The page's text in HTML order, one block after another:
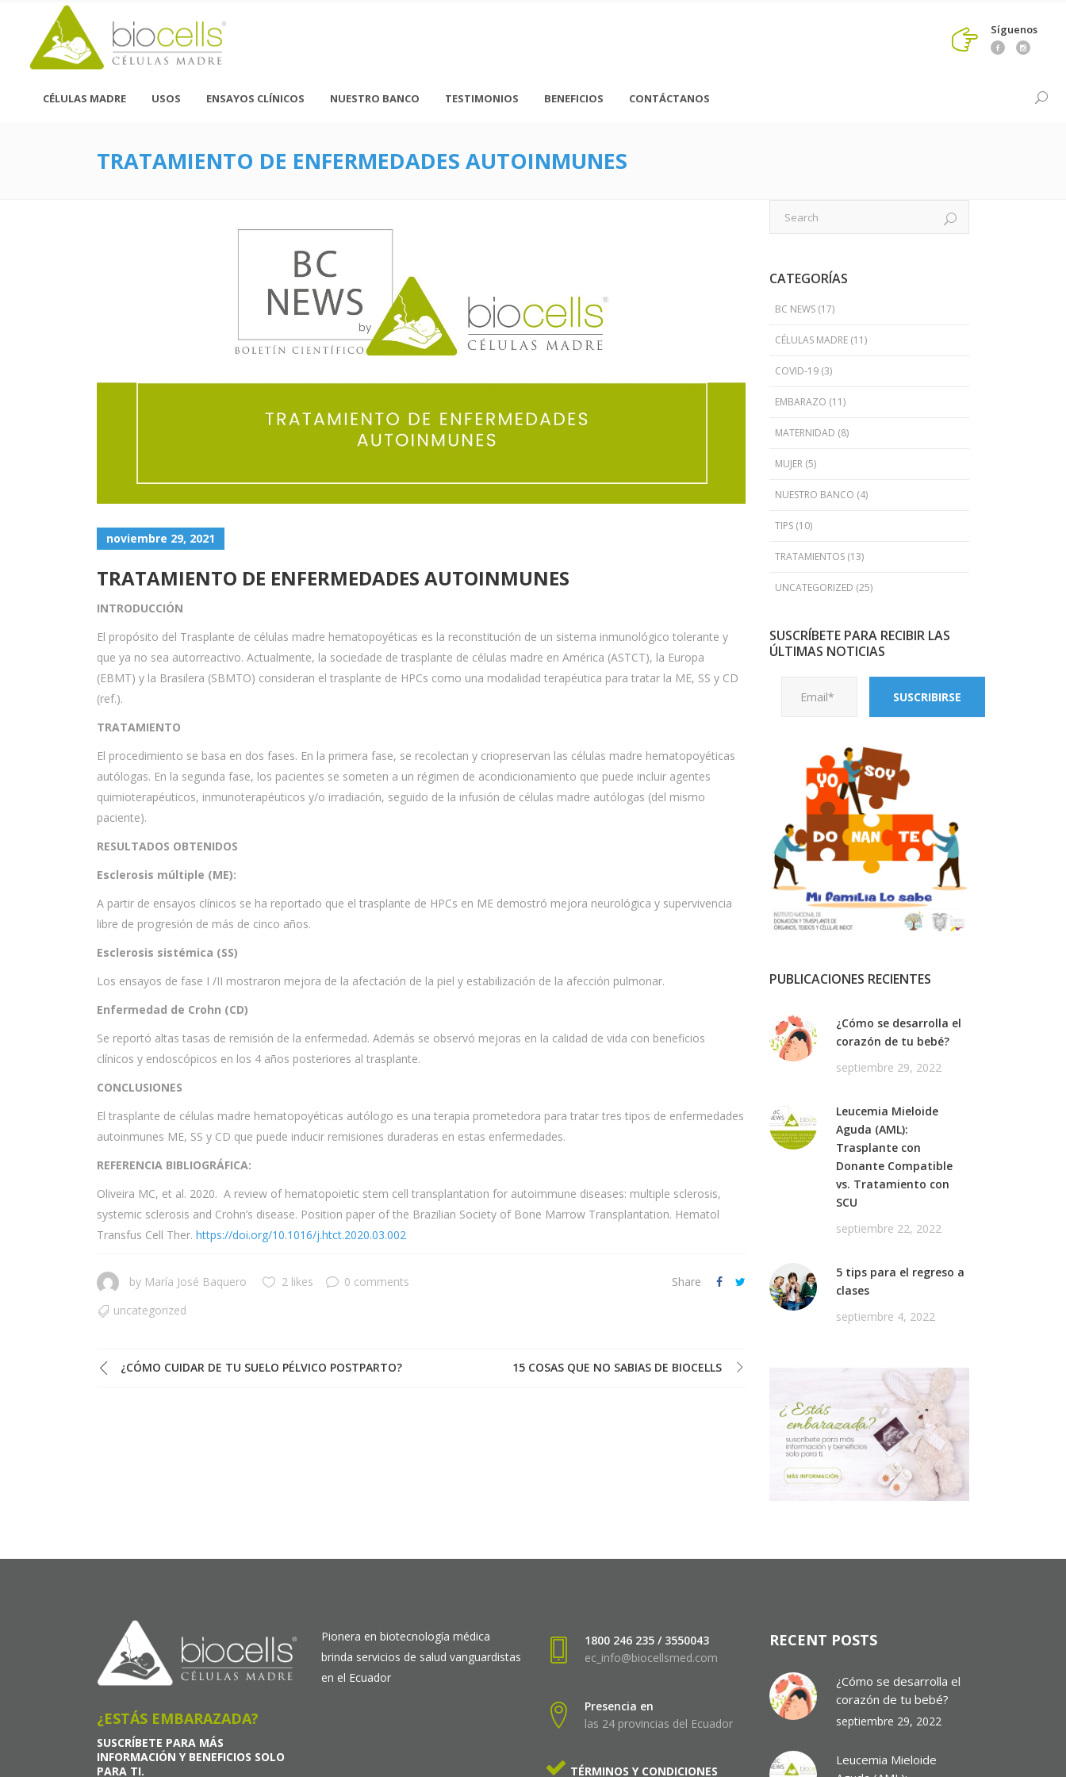
Síguenos
CÉLULAS MADRE USOS ENSAYOS CLÍNICOS NUESTRO BANCO TESTIMONIOS BENEFICIOS CONTÁCTANOS
TRATAMIENTO DE ENFERMEDADES AUTOINMUNES
noviembre 29, 2021
TRATAMIENTO DE ENFERMEDADES AUTOINMUNES
INTRODUCCIÓN
El propósito del Trasplante de células madre hematopoyéticas es la reconstitución de un sistema inmunológico tolerante y
que ya no sea autorreactivo. Actualmente, la sociedade de trasplante de células madre en América (ASTCT), la Europa
(EBMT) y la Brasilera (SBMTO) consideran el trasplante de HPCs como una modalidad terapéutica para tratar la ME, SS y CD
(ref.).
TRATAMIENTO
El procedimiento se basa en dos fases. En la primera fase, se recolectan y criopreservan las células madre hematopoyéticas
autólogas. En la segunda fase, los pacientes se someten a un régimen de acondicionamiento que puede incluir agentes
quimioterapéuticos, inmunoterapéuticos y/o irradiación, seguido de la infusión de células madre autólogas (del mismo
paciente).
RESULTADOS OBTENIDOS
Esclerosis múltiple (ME):
A partir de ensayos clínicos se ha reportado que el trasplante de HPCs en ME demostró mejora neurológica y supervivencia
libre de progresión de más de cinco años.
Esclerosis sistémica (SS)
Los ensayos de fase I /II mostraron mejora de la afectación de la piel y estabilización de la afección pulmonar.
Enfermedad de Crohn (CD)
Se reportó altas tasas de remisión de la enfermedad. Además se observó mejoras en la calidad de vida con beneficios
clínicos y endoscópicos en los 4 años posteriores al trasplante.
CONCLUSIONES
El trasplante de células madre hematopoyéticas autólogo es una terapia prometedora para tratar tres tipos de enfermedades
autoinmunes ME, SS y CD que puede inducir remisiones duraderas en estas enfermedades.
REFERENCIA BIBLIOGRÁFICA:
Oliveira MC, et al. 2020. A review of hematopoietic stem cell transplantation for autoimmune diseases: multiple sclerosis,
systemic sclerosis and Crohn’s disease. Position paper of the Brazilian Society of Bone Marrow Transplantation. Hematol
Transfus Cell Ther. https://doi.org/10.1016/j.htct.2020.03.002
by María José Baquero 2 likes
0 comments
uncategorized
Share
¿CÓMO CUIDAR DE TU SUELO PÉLVICO POSTPARTO? 15 COSAS QUE NO SABIAS DE BIOCELLS
CATEGORÍAS
BC NEWS(17)
CÉLULAS MADRE(11)
COVID-19(3)
EMBARAZO (11)
MATERNIDAD (8)
MUJER(5)
NUESTRO BANCO (4)
TIPS(10)
TRATAMIENTOS(13)
UNCATEGORIZED (25)
SUSCRÍBETE PARA RECIBIR LAS
ÚLTIMAS NOTICIAS
PUBLICACIONES RECIENTES
¿Cómo se desarrolla el
corazón de tu bebé?
septiembre 29, 2022
Leucemia Mieloide
Aguda (AML):
Trasplante con
Donante Compatible
vs. Tratamiento con
SCU
septiembre 22, 2022
5 tips para el regreso a
clases
septiembre 4, 2022
¿ESTÁS EMBARAZADA?
SUSCRÍBETE PARA MÁS
INFORMACIÓN Y BENEFICIOS SOLO
PARA TI.
Pionera en biotecnología médica
brinda servicios de salud vanguardistas
en el Ecuador
1800 246 235 / 3550043
ec_info@biocellsmed.com
Presencia en
las 24 provincias del Ecuador
TÉRMINOS Y CONDICIONES
RECENT POSTS
¿Cómo se desarrolla el
corazón de tu bebé?
septiembre 29, 2022
Leucemia Mieloide